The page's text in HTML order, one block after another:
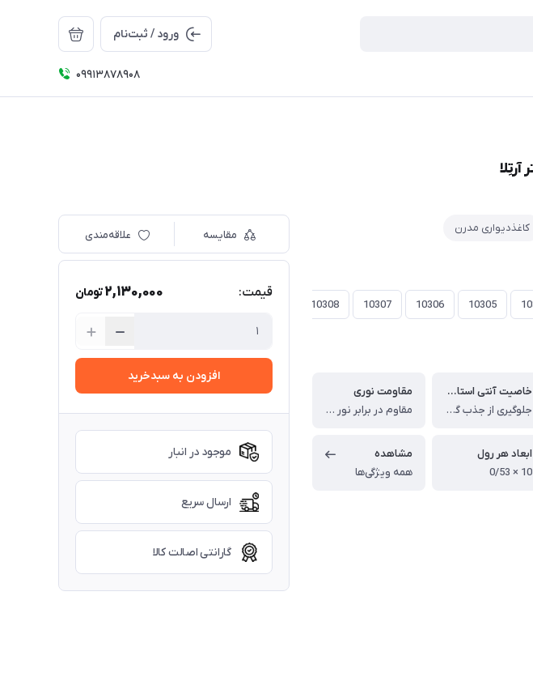
ورود / ثبت‌نام
09913878908
کاغذدیواری مدرن
10305
10306
10307
10308
خاصیت آنتی استاتیک
جلوگیری از جذب گرد و غبار
مقاومت نوری
مقاوم در برابر نور خورشید و تغییر رنگ
ابعاد هر رول
10 × 0/53
مشاهده
همه ویژگی‌ها
مقایسه علاقه‌مندی
قیمت: 2,130,000تومان
افزودن به سبدخرید
موجود در انبار
ارسال سریع
گارانتی اصالت کالا